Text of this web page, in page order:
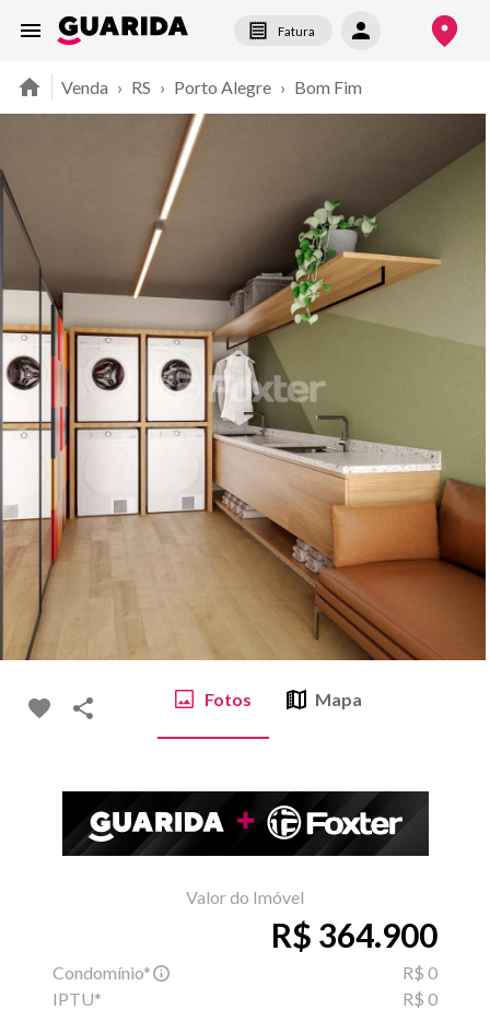
Fatura
Venda › RS › Porto Alegre › Bom Fim
Fotos Mapa
Valor do Imóvel
R$ 364.900
Condomínio*
R$ 0
IPTU*
R$ 0